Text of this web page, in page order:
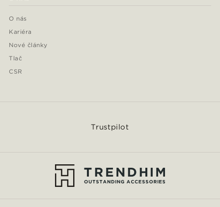
O nás
Kariéra
Nové články
Tlač
CSR
Trustpilot